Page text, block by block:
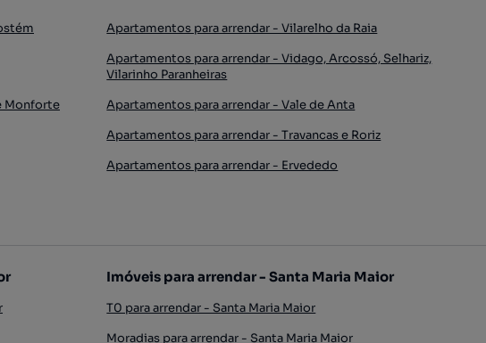
Apartamentos para arrendar - Vilarelho da Raia
Apartamentos para arrendar - Vidago, Arcossó, Selhariz,
Vilarinho Paranheiras
Monforte Apartamentos para arrendar - Vale de Anta
Apartamentos para arrendar - Travancas e Roriz
Apartamentos para arrendar - Ervededo
Imóveis para arrendar - Santa Maria Maior
T0 para arrendar - Santa Maria Maior
Moradias para arrendar - Santa Maria Maior